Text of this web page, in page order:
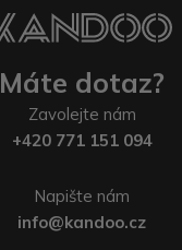
Máte dotaz?
Zavolejte nám
+420 771 151 094
Napište nám
info@kandoo.cz